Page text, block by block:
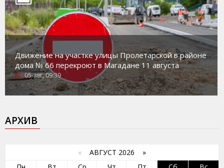
Движение на участке улицы Пролетарской в районе
дома № 66 перекроют в Магадане 11 августа
05-авг, 09:39
АРХИВ
« АВГУСТ 2026 »